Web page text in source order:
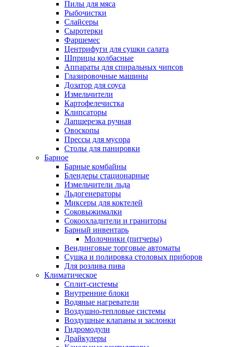
Пилы для мяса
Рыбочистки
Слайсеры
Сыротерки
Фаршемес
Центрифуги для сушки салата
Шприцы колбасные
Аппараты для спиральных чипсов
Глазировочные машины
Дозатор для соуса
Измельчители
Картофелечистка
Клипсаторы
Лапшерезка ручная
Овоскопы
Прессы для мусора
Столы для панировки
Барное
Барные комбайны
Блендеры стационарные
Измельчители льда
Льдогенераторы
Миксеры для коктелей
Соковыжималки
Сокоохладители и граниторы
Барный инвентарь
Молочники (питчеры)
Вендинговые торговые автоматы
Сушка и полировка столовых приборов
Для розлива пива
Климатическое
Сплит-системы
Внутренние блоки
Водяные нагреватели
Воздушно-тепловые системы
Воздушные клапаны и заслонки
Гидромодули
Драйкулеры